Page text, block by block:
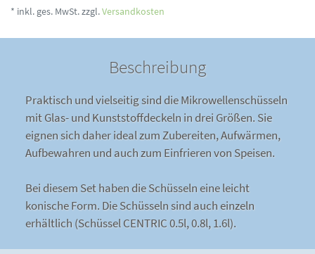
* inkl. ges. MwSt. zzgl.Versandkosten
Beschreibung
Praktisch und vielseitig sind die Mikrowellenschüsseln
mit Glas- und Kunststoffdeckeln in drei Größen. Sie
eignen sich daher ideal zum Zubereiten, Aufwärmen,
Aufbewahren und auch zum Einfrieren von Speisen.
Bei diesem Set haben die Schüsseln eine leicht
konische Form. Die Schüsseln sind auch einzeln
erhältlich (Schüssel CENTRIC 0.5l, 0.8l, 1.6l).